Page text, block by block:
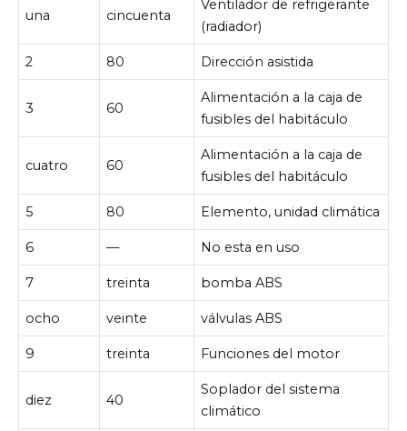
una cincuenta
Ventilador de refrigerante
(radiador)
2 80 Dirección asistida
3 60
Alimentación a la caja de
fusibles del habitáculo
cuatro 60
Alimentación a la caja de
fusibles del habitáculo
5 80 Elemento, unidad climática
6 — No esta en uso
7 treinta bomba ABS
ocho veinte válvulas ABS
9 treinta Funciones del motor
diez 40
Soplador del sistema
climático